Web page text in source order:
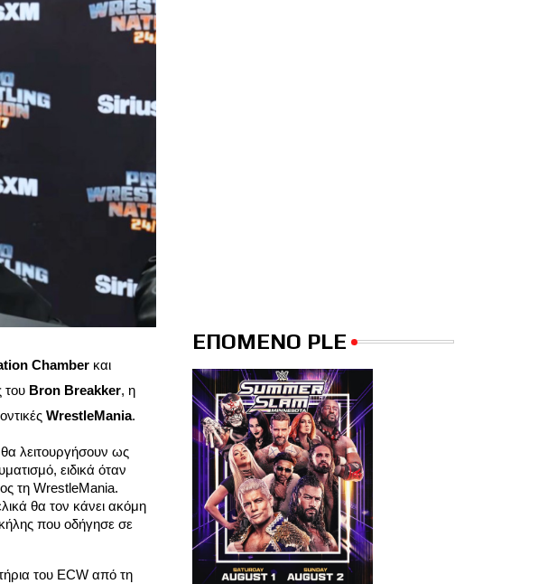
Chamberκαι
του Bron Breakker, η
WrestleMania.
λειτουργήσουν ως
ειδικά όταν
τη WrestleMania.
θα τον κάνει ακόμη
που οδήγησε σε
του ECW από τη
ΕΠΟΜΕΝΟ PLE